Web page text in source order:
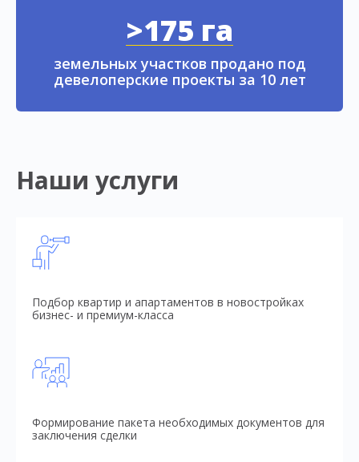
>175 га
земельных участков продано под
девелоперские проекты за 10 лет
Наши услуги
Подбор квартир и апартаментов в новостройках
бизнес- и премиум-класса
Формирование пакета необходимых документов для
заключения сделки